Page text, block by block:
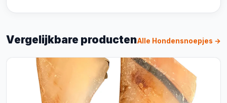
Vergelijkbare productenAlle Hondensnoepjes →